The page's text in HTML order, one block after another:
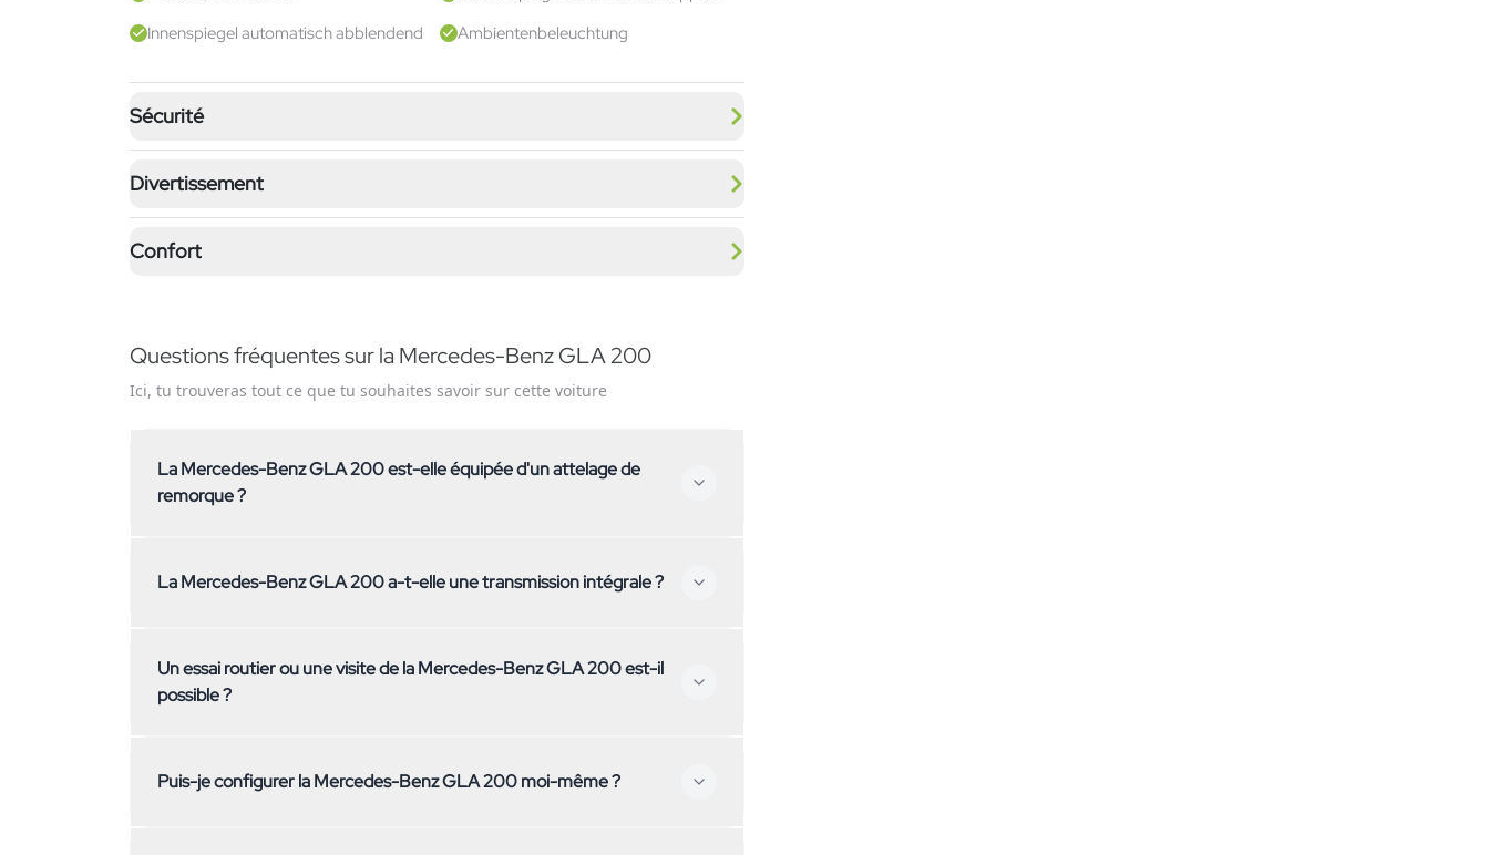
Innenspiegel automatisch abblendend
Ambientenbeleuchtung
Sécurité
Divertissement
Confort
Questions fréquentes sur la Mercedes-Benz GLA 200
Ici, tu trouveras tout ce que tu souhaites savoir sur cette voiture
La Mercedes-Benz GLA 200 est-elle équipée d'un attelage de
remorque ?
remorque. Si tu as besoin d'un attelage, contacte-nous – nous t'aiderons à
La Mercedes-Benz GLA 200 a-t-elle une transmission intégrale ?
Non, la Mercedes-Benz GLA 200 a une traction avant. Si tu cherches un
véhicule à transmission intégrale, n'hésite pas à consulter nos autres modèles.
Un essai routier ou une visite de la Mercedes-Benz GLA 200 est-il
possible ?
chez nous à Kallnach. Contacte-nous simplement pour fixer un rendez-vous.
Puis-je configurer la Mercedes-Benz GLA 200 moi-même ?